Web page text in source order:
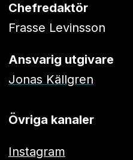
Chefredaktör
Frasse Levinsson
Ansvarig utgivare
Jonas Källgren
Övriga kanaler
Instagram